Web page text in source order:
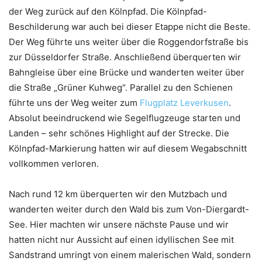
der Weg zurück auf den Kölnpfad. Die Kölnpfad-
Beschilderung war auch bei dieser Etappe nicht die Beste.
Der Weg führte uns weiter über die Roggendorfstraße bis
zur Düsseldorfer Straße. Anschließend überquerten wir
Bahngleise über eine Brücke und wanderten weiter über
die Straße „Grüner Kuhweg“. Parallel zu den Schienen
führte uns der Weg weiter zum Flugplatz Leverkusen.
Absolut beeindruckend wie Segelflugzeuge starten und
Landen – sehr schönes Highlight auf der Strecke. Die
Kölnpfad-Markierung hatten wir auf diesem Wegabschnitt
vollkommen verloren.
Nach rund 12 km überquerten wir den Mutzbach und
wanderten weiter durch den Wald bis zum Von-Diergardt-
See. Hier machten wir unsere nächste Pause und wir
hatten nicht nur Aussicht auf einen idyllischen See mit
Sandstrand umringt von einem malerischen Wald, sondern